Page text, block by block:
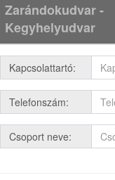
Zarándokudvar -
Kegyhelyudvar
Kapcsolattartó:
Telefonszám:
Csoport neve: